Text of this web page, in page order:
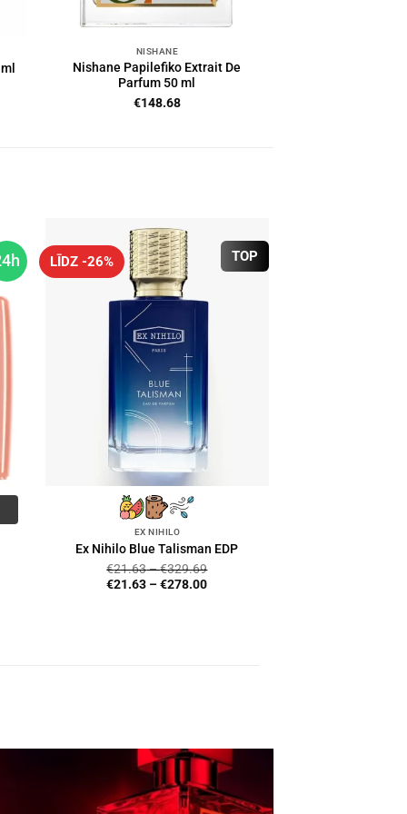
NISHANE
Nishane Papilefiko Extrait De
Parfum 50 ml
€148.68
TOP
LĪDZ -26%
EX NIHILO
Ex Nihilo Blue Talisman EDP
€21.63–€329.69
€21.63 –€278.00